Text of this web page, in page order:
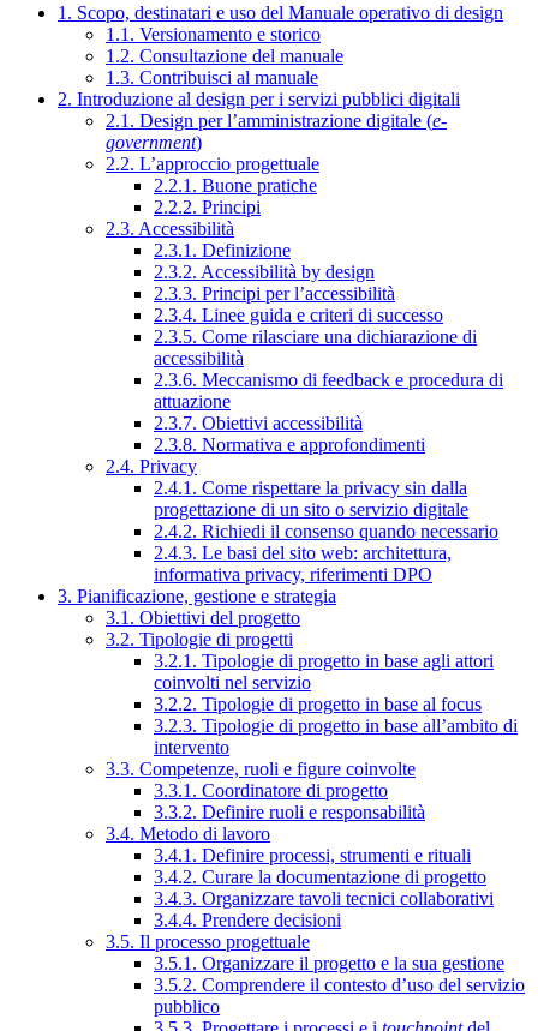
1. Scopo, destinatari e uso del Manuale operativo di design
1.1. Versionamento e storico
1.2. Consultazione del manuale
1.3. Contribuisci al manuale
2. Introduzione al design per i servizi pubblici digitali
2.1. Design per l’amministrazione digitale (e-
government)
2.2. L’approccio progettuale
2.2.1. Buone pratiche
2.2.2. Principi
2.3. Accessibilità
2.3.1. Definizione
2.3.2. Accessibilità by design
2.3.3. Principi per l’accessibilità
2.3.4. Linee guida e criteri di successo
2.3.5. Come rilasciare una dichiarazione di
accessibilità
2.3.6. Meccanismo di feedback e procedura di
attuazione
2.3.7. Obiettivi accessibilità
2.3.8. Normativa e approfondimenti
2.4. Privacy
2.4.1. Come rispettare la privacy sin dalla
progettazione di un sito o servizio digitale
2.4.2. Richiedi il consenso quando necessario
2.4.3. Le basi del sito web: architettura,
informativa privacy, riferimenti DPO
3. Pianificazione, gestione e strategia
3.1. Obiettivi del progetto
3.2. Tipologie di progetti
3.2.1. Tipologie di progetto in base agli attori
coinvolti nel servizio
3.2.2. Tipologie di progetto in base al focus
3.2.3. Tipologie di progetto in base all’ambito di
intervento
3.3. Competenze, ruoli e figure coinvolte
3.3.1. Coordinatore di progetto
3.3.2. Definire ruoli e responsabilità
3.4. Metodo di lavoro
3.4.1. Definire processi, strumenti e rituali
3.4.2. Curare la documentazione di progetto
3.4.3. Organizzare tavoli tecnici collaborativi
3.4.4. Prendere decisioni
3.5. Il processo progettuale
3.5.1. Organizzare il progetto e la sua gestione
3.5.2. Comprendere il contesto d’uso del servizio
pubblico